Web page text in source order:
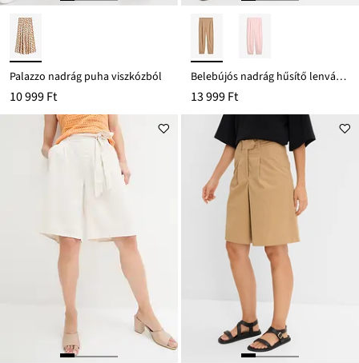
Palazzo nadrág puha viszkózból
10 999 Ft
Belebújós nadrág hűsítő lenvászon keverékből
13 999 Ft